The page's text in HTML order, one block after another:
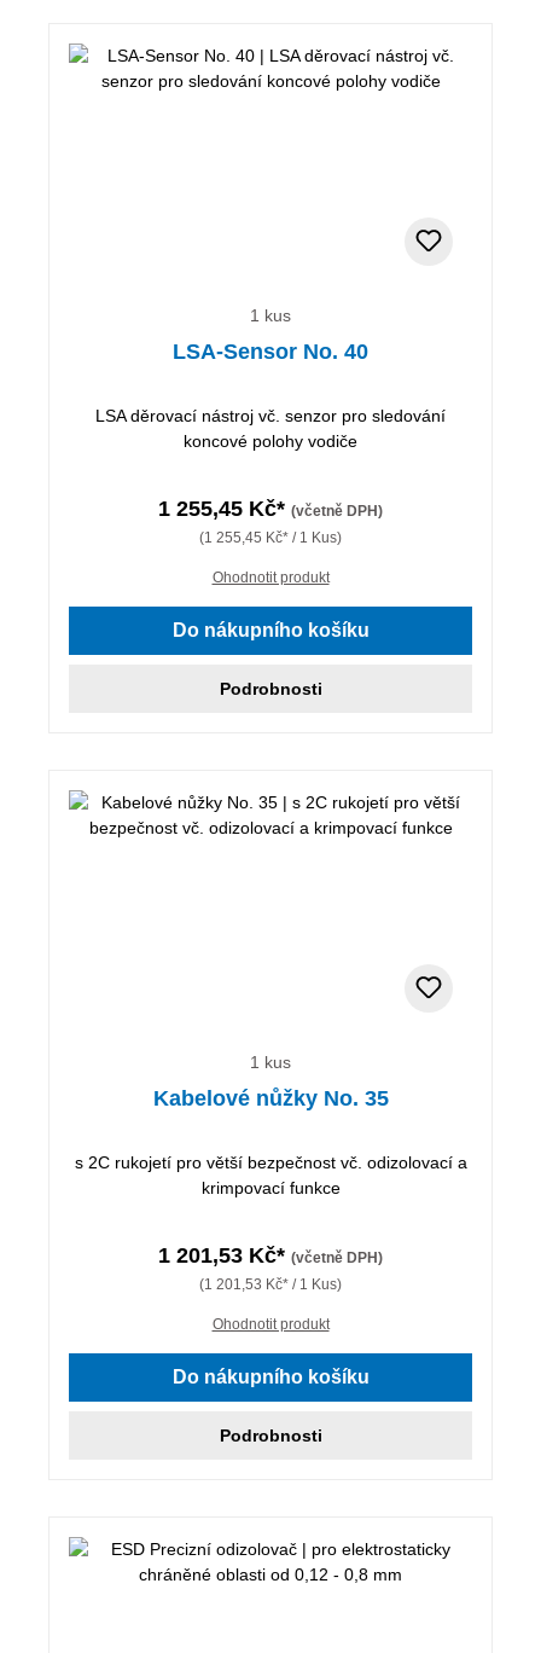
1 kus
LSA-Sensor No. 40
LSA děrovací nástroj vč. senzor pro sledování
koncové polohy vodiče
1 255,45 Kč* (včetně DPH)
(1 255,45 Kč* / 1 Kus)
Ohodnotit produkt
Do nákupního košíku
Podrobnosti
1 kus
Kabelové nůžky No. 35
s 2C rukojetí pro větší bezpečnost vč. odizolovací a
krimpovací funkce
1 201,53 Kč* (včetně DPH)
(1 201,53 Kč* / 1 Kus)
Ohodnotit produkt
Do nákupního košíku
Podrobnosti